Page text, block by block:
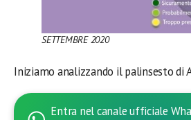
SETTEMBRE 2020
Iniziamo analizzando il palinsesto di
Entra nel canale ufficiale